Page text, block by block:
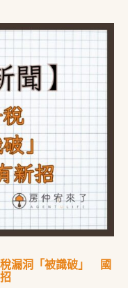
稅漏洞「被識破」 國